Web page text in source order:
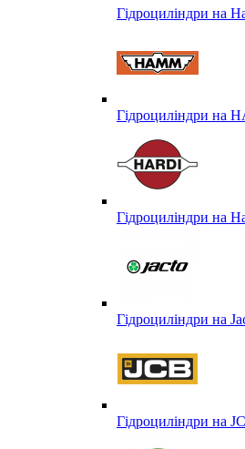
Гідроциліндри на
Гідроциліндри на
Гідроциліндри на
Гідроциліндри на
Гідроциліндри на